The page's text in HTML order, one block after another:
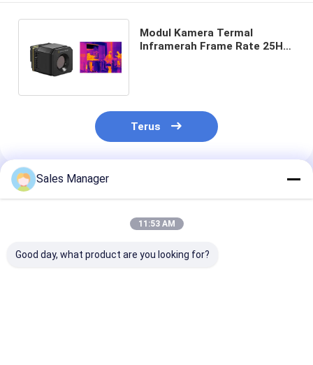
Modul Kamera Termal
Inframerah Frame Rate 25Hz
Terus
Rekomendasi Produk
Sales Manager
11:53 AM
Good day, what product are you looking for?